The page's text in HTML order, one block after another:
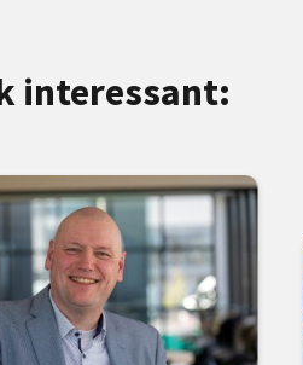
interessant: